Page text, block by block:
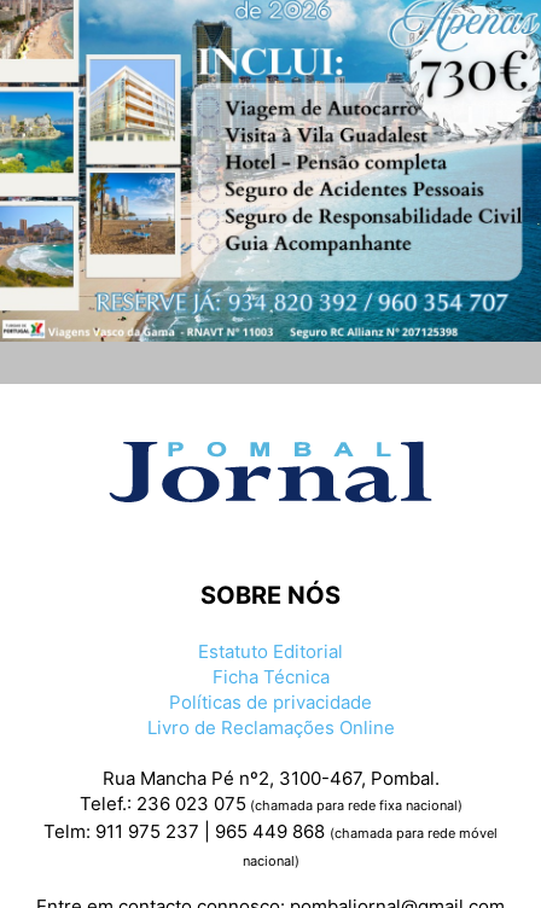
SOBRE NÓS
Estatuto Editorial
Ficha Técnica
Políticas de privacidade
Livro de Reclamações Online
Rua Mancha Pé nº2, 3100-467, Pombal.
Telef.: 236 023 075 (chamada para rede fixa nacional)
Telm: 911 975 237 | 965 449 868 (chamada para rede móvel
nacional)